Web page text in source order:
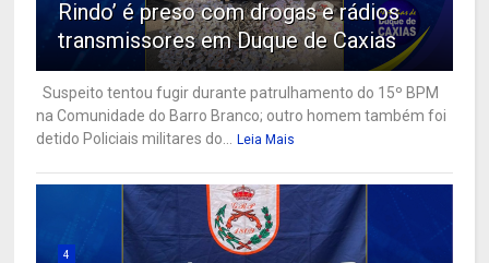
Rindo’ é preso com drogas e rádios
transmissores em Duque de Caxias
Suspeito tentou fugir durante patrulhamento do 15º BPM
na Comunidade do Barro Branco; outro homem também foi
detido Policiais militares do... Leia Mais
4